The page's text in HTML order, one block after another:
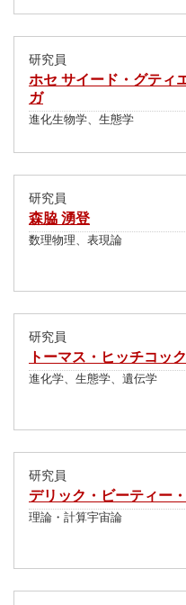
研究員
ホセ サイード・グティ
ガ
進化生物学、生態学
研究員
森脇 湧登
数理物理、表現論
研究員
トーマス・ヒッチコック
進化学、生態学、遺伝学
研究員
デリック・ビーティー
理論・計算宇宙論